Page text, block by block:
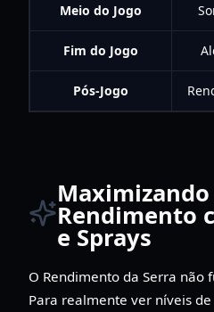
Meio do Jogo
Fim do Jogo
Pós-Jogo
Maximizando
Rendimento
e Sprays
O Rendimento da Serra não
Para realmente ver níveis